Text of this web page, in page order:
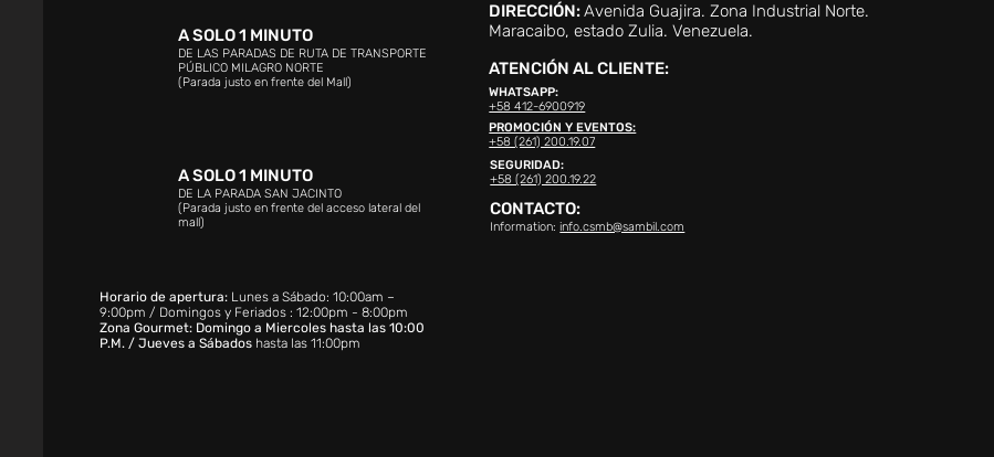
A SOLO 1 MINUTO
DE LAS PARADAS DE RUTA DE TRANSPORTE
PÚBLICO MILAGRO NORTE
(Parada justo en frente del Mall)
A SOLO 1 MINUTO
DE LA PARADA SAN JACINTO
(Parada justo en frente del acceso lateral del
mall)
Horario de apertura: Lunes a Sábado: 10:00am –
9:00pm / Domingos y Feriados : 12:00pm - 8:00pm
Zona Gourmet: Domingo a Miercoles hasta las 10:00
P.M. / Jueves a Sábadoshasta las 11:00pm
DIRECCIÓN:Avenida Guajira. Zona Industrial Norte.
Maracaibo, estado Zulia. Venezuela.
ATENCIÓN AL CLIENTE:
WHATSAPP:
+58 412-6900919
PROMOCIÓN Y EVENTOS:
+58 (261) 200.19.07
SEGURIDAD:
+58 (261) 200.19.22
CONTACTO:
Information:info.csmb@sambil.com